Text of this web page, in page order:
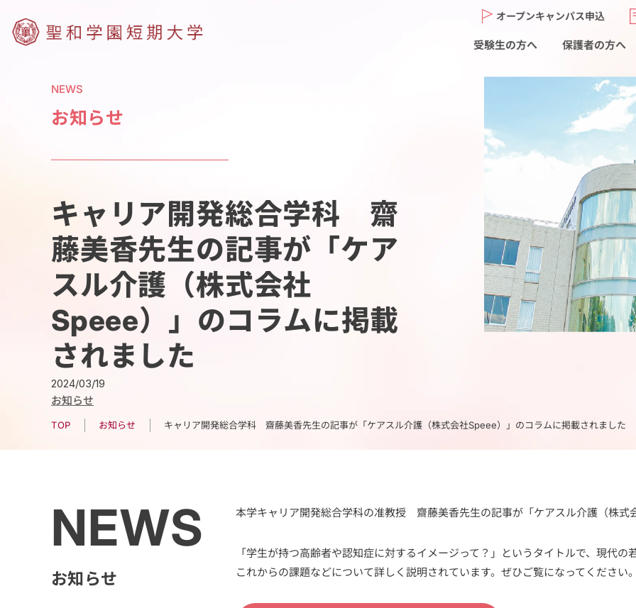
オープンキャンパス申込
受験生の方へ 保護者の方へ
NEWS
お知らせ
キャリア開発総合学科 齋
藤美香先生の記事が「ケア
スル介護（株式会社
Speee）」のコラムに掲載
されました
2024/03/19
お知らせ
TOP お知らせ キャリア開発総合学科 齋藤美香先生の記事が「ケアスル介護（株式会社Speee）」のコラムに掲載されました
NEWS
お知らせ
本学キャリア開発総合学科の准教授 齋藤美香先生の記事が「ケアスル介護（株式
「学生が持つ高齢者や認知症に対するイメージって？」というタイトルで、現代
これからの課題などについて詳しく説明されています。ぜひご覧になってください